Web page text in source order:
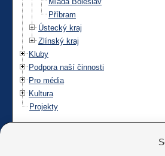
Příbram
Ústecký kraj
Zlínský kraj
Kluby
Podpora naší činnosti
Pro média
Kultura
Projekty